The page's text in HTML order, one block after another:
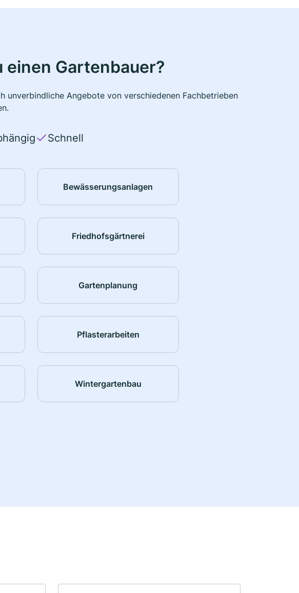
Gartenbauer?
Angebote von verschiedenen Fachbetrieben
Schnell
Bewässerungsanlagen
Friedhofsgärtnerei
Gartenplanung
Pflasterarbeiten
Wintergartenbau